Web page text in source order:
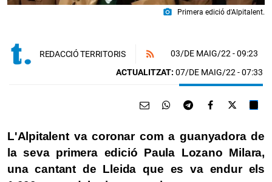
photo_camera Primera edició d'Alpitalent.
REDACCIÓ TERRITORIS 03/DE MAIG/22 - 09:23
ACTUALITZAT: 07/DE MAIG/22 - 07:33
L'Alpitalent va coronar com a guanyadora de
la seva primera edició Paula Lozano Milara,
una cantant de Lleida que es va endur els